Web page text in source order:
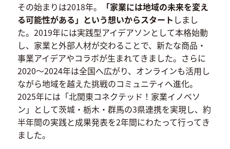
その始まりは2018年。
「家業には地域の未来を変え
る可能性がある」という想いからスタート しまし
た。2019年には実践型アイデアソンとして本格始動
し、家業と外部人材が交わることで、新たな商品・
事業アイデアやコラボが生まれてきました。さらに
2020〜2024年は全国へ広がり、オンラインも活用し
ながら地域を越えた挑戦のコミュニティへ進化。
2025年には「北関東コネクテッド！家業イノベソ
ン」として茨城・栃木・群馬の3県連携を実現し、約
半年間の実践と成果発表を2年間にわたって行ってき
ました。